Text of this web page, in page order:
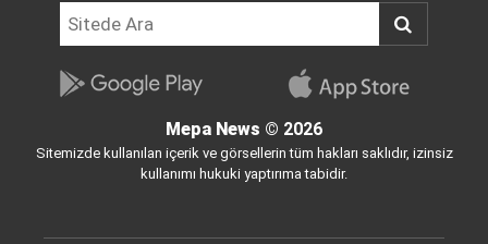
Mepa News © 2026
Sitemizde kullanılan içerik ve görsellerin tüm hakları saklıdır, izinsiz
kullanımı hukuki yaptırıma tabidir.